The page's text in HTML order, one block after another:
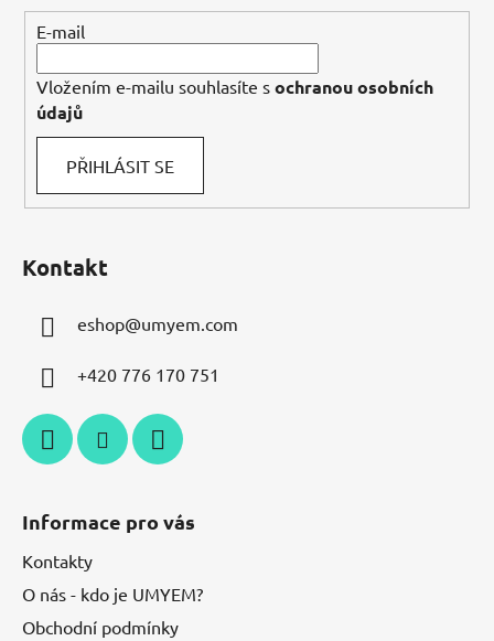
E-mail
Vložením e-mailu souhlasíte s ochranou osobních
údajů
PŘIHLÁSIT SE
Kontakt
eshop@umyem.com
+420 776 170 751
Informace pro vás
Kontakty
O nás - kdo je UMYEM?
Obchodní podmínky